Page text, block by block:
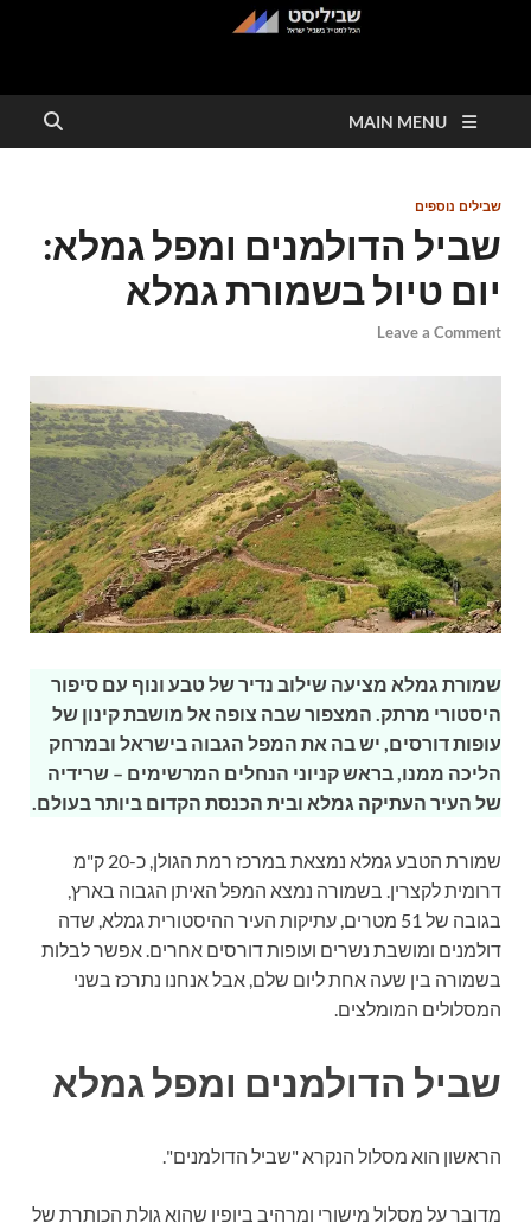
שביליסט
MAIN MENU
שבילים נוספים
שביל הדולמנים ומפל גמלא:
יום טיול בשמורת גמלא
Leave a Comment
שמורת גמלא מציעה שילוב נדיר של טבע ונוף עם סיפור
היסטורי מרתק. המצפור שבה צופה אל מושבת קינון של
עופות דורסים, יש בה את המפל הגבוה בישראל ובמרחק
הליכה ממנו, בראש קניוני הנחלים המרשימים – שרידיה
של העיר העתיקה גמלא ובית הכנסת הקדום ביותר בעולם.
שמורת הטבע גמלא נמצאת במרכז רמת הגולן, כ-20 ק"מ
דרומית לקצרין. בשמורה נמצא המפל האיתן הגבוה בארץ,
בגובה של 51 מטרים, עתיקות העיר ההיסטורית גמלא, שדה
דולמנים ומושבת נשרים ועופות דורסים אחרים. אפשר לבלות
בשמורה בין שעה אחת ליום שלם, אבל אנחנו נתרכז בשני
המסלולים המומלצים.
שביל הדולמנים ומפל גמלא
הראשון הוא מסלול הנקרא "שביל הדולמנים".
מדובר על מסלול מישורי ומרהיב ביופיו שהוא גולת הכותרת של